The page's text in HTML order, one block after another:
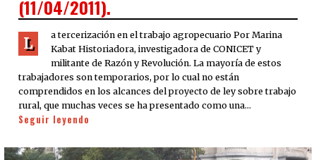
(11/04/2011).
L
a tercerización en el trabajo agropecuario Por Marina
Kabat Historiadora, investigadora de CONICET y
militante de Razón y Revolución. La mayoría de estos
trabajadores son temporarios, por lo cual no están
comprendidos en los alcances del proyecto de ley sobre trabajo
rural, que muchas veces se ha presentado como una…
Seguir leyendo